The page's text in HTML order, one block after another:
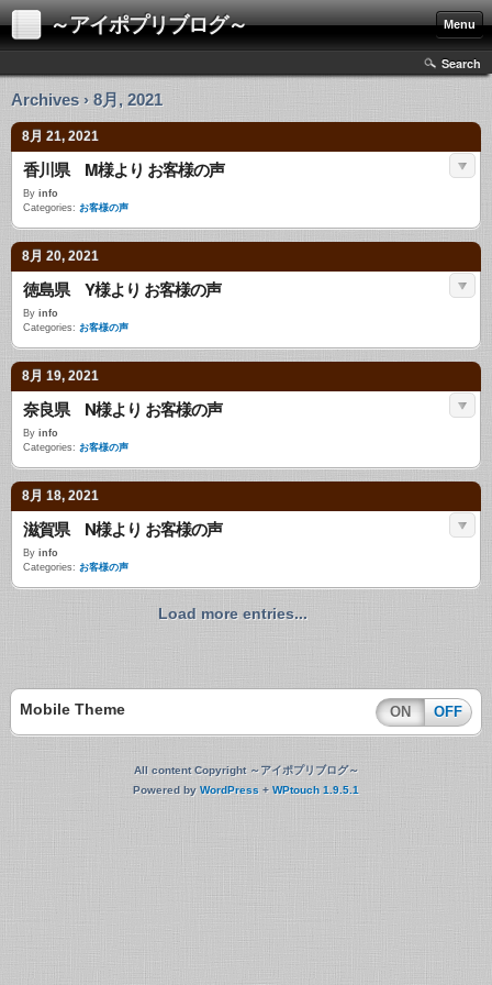
～アイポプリブログ～ Menu
Search
Archives › 8月, 2021
8月 21, 2021
香川県 M様より お客様の声
By info
Categories: お客様の声
8月 20, 2021
徳島県 Y様より お客様の声
By info
Categories: お客様の声
8月 19, 2021
奈良県 N様より お客様の声
By info
Categories: お客様の声
8月 18, 2021
滋賀県 N様より お客様の声
By info
Categories: お客様の声
Load more entries...
Mobile Theme ON OFF
All content Copyright ～アイポプリブログ～
Powered by WordPress + WPtouch 1.9.5.1